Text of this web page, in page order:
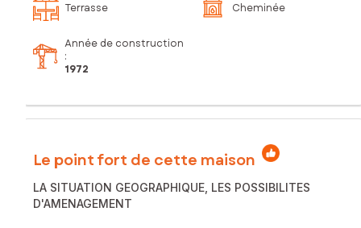
Terrasse Cheminée
Année de construction
:
1972
Le point fort de cette maison
LA SITUATION GEOGRAPHIQUE, LES POSSIBILITES
D'AMENAGEMENT